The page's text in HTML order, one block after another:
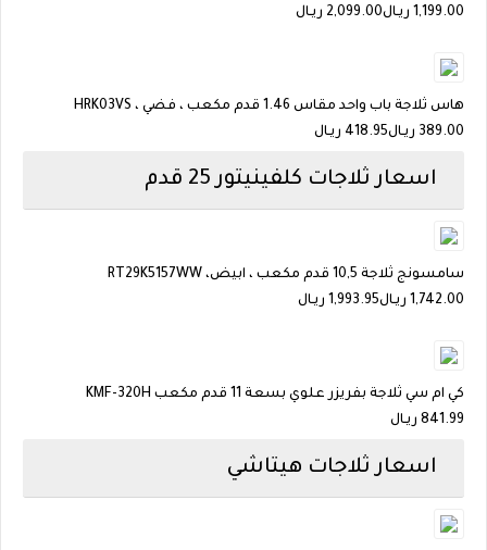
1,199.00 ريـال2,099.00 ريـال
هاس ثلاجة باب واحد مقاس 1.46 قدم مكعب ، فضي ، HRK03VS
389.00 ريـال418.95 ريـال
اسعار ثلاجات كلفينيتور 25 قدم
سامسونج ثلاجة 10,5 قدم مكعب ، ابيض، RT29K5157WW
1,742.00 ريـال1,993.95 ريـال
كي ام سي ثلاجة بفريزر علوي بسعة 11 قدم مكعب KMF-320H
841.99 ريـال
اسعار ثلاجات هيتاشي